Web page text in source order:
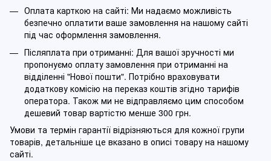
Оплата карткою на сайті: Ми надаємо можливість
безпечно оплатити ваше замовлення на нашому сайті
під час оформлення замовлення.
Післяплата при отриманні: Для вашої зручності ми
пропонуємо оплату замовлення при отриманні на
відділенні "Нової пошти". Потрібно враховувати
додаткову комісію на переказ коштів згідно тарифів
оператора. Також ми не відправляємо цим способом
дешевий товар вартістю менше 300 грн.
Умови та термін гарантії відрізняються для кожної групи
товарів, детальніше це вказано в описі товару на нашому
сайті.